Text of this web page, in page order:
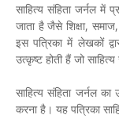
साहित्य संहिता जर्नल में
जाता है जैसे शिक्षा, समाज,
इस पत्रिका में लेखकों
उत्कृष्ट होती हैं जो
साहित्य संहिता जर्नल का
करना है। यह पत्रिका